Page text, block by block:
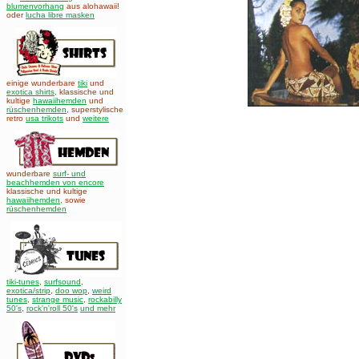
blumenvorhang aus alohawaii!
oderlucha libre masken
einige wunderbare tiki und
exotica shirts , klassische und
kultige hawaiihemden und
rüschenhemden , superstylische
retro usa trikots und weitere
wunderbare surf- und
beachhemden von encore
klassische und kultige
hawaiihemden
sowie
rüschenhemden
tiki-tunes surfsound
exotica/strip doo wop weird
tunes strange music rockabilly
50's rock'n'roll 50's und mehr